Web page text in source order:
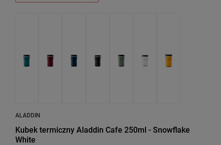
ALADDIN
Kubek termiczny Aladdin Cafe 250ml - Snowflake
White